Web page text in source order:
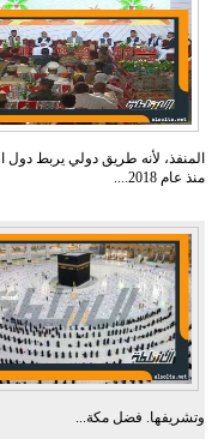
المنفذ، لأنه طريق دولي يربط
منذ عام 2018....
وتشريفها. فضل مكة...